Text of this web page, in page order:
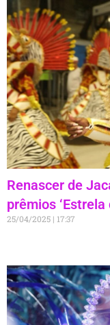
Renascer de
prêmios ‘Estrela
25/04/2025 17:37